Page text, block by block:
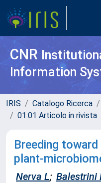
CNR
Information
IRIS Catalogo Ricerca
01.01 Articolo in rivista
Breeding
plant-
Nerva L; Balestrini